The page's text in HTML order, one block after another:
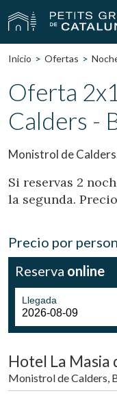
Nuestros
Bodas
Cheques
Contacto
vpn_key Iniciar
Ubicación/nombre del
Inicio Ofertas
Oferta
Calders -
Monistrol de
Si reservas 2
la segunda.
Precio por
Reserva online
Llegada
Hotel La Masia
Monistrol de Calders,